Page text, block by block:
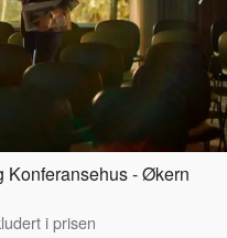
Konferansehus - Økern
i prisen